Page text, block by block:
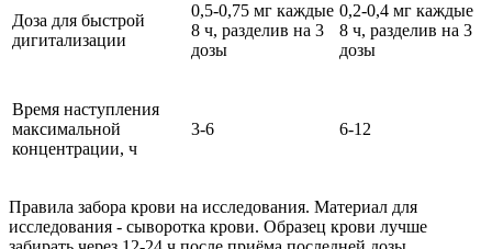
Доза для быстрой
дигитализации
0,5-0,75 мг каждые
8 ч, разделив на 3
дозы
0,2-0,4 мг каждые
8 ч, разделив на 3
дозы
Время наступления
максимальной
концентрации, ч
3-6 6-12
Правила забора крови на исследования. Материал для
исследования - сыворотка крови. Образец крови лучше